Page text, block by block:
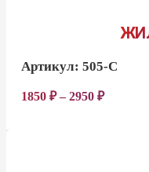
Артикул:505-С
1850₽–2950₽